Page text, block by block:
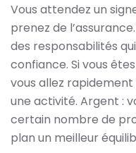
Vous attendez un
prenez de
des responsabilités
confiance. Si vous
vous allez
une activité. Argent :
certain nombre de
plan un meilleur